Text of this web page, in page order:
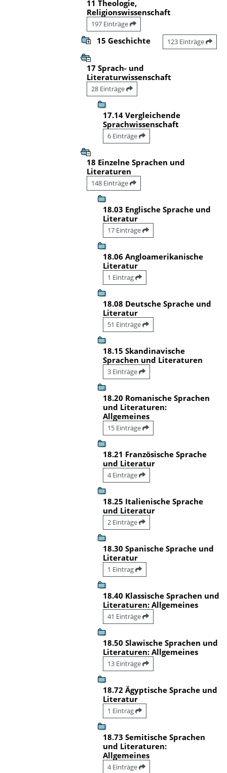
11 Theologie,
Religionswissenschaft
197 Einträge
15 Geschichte 123 Einträge
17 Sprach- und
Literaturwissenschaft
28 Einträge
17.14 Vergleichende
Sprachwissenschaft
6 Einträge
18 Einzelne Sprachen und
Literaturen
148 Einträge
18.03 Englische Sprache und
Literatur
17 Einträge
18.06 Angloamerikanische
Literatur
1 Eintrag
18.08 Deutsche Sprache und
Literatur
51 Einträge
18.15 Skandinavische
Sprachen und Literaturen
3 Einträge
18.20 Romanische Sprachen
und Literaturen:
Allgemeines
15 Einträge
18.21 Französische Sprache
und Literatur
4 Einträge
18.25 Italienische Sprache
und Literatur
2 Einträge
18.30 Spanische Sprache und
Literatur
1 Eintrag
18.40 Klassische Sprachen und
Literaturen: Allgemeines
41 Einträge
18.50 Slawische Sprachen und
Literaturen: Allgemeines
13 Einträge
18.72 Ägyptische Sprache und
Literatur
1 Eintrag
18.73 Semitische Sprachen
und Literaturen:
Allgemeines
4 Einträge